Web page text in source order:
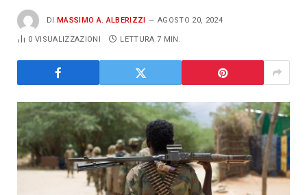
DI MASSIMO A. ALBERIZZI AGOSTO 20, 2024
0VISUALIZZAZIONI LETTURA 7 MIN.